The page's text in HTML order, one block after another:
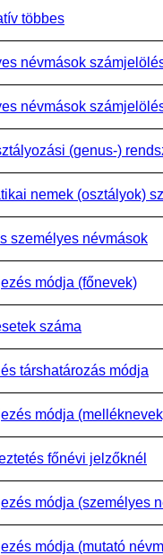
többes
névmások
névmások
(genus-)
nemek (osztályok)
személyes névmások
módja (főnevek)
száma
társhatározás módja
módja
főnévi jelzőknél
módja (személyes
módja (mutató